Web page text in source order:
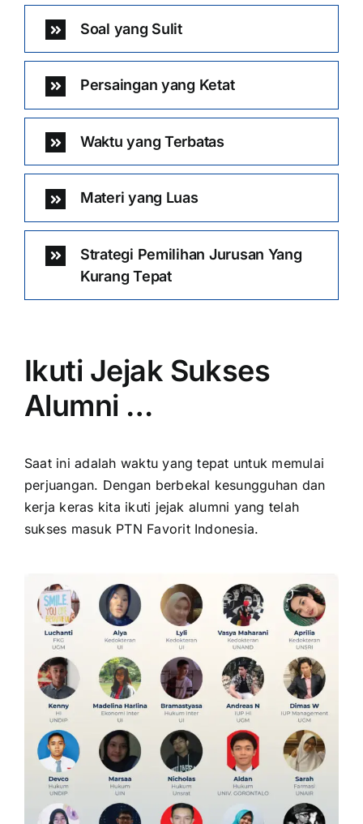
Soal yang Sulit
Persaingan yang Ketat
Waktu yang Terbatas
Materi yang Luas
Strategi Pemilihan Jurusan Yang
Kurang Tepat
Ikuti Jejak Sukses
Alumni …
Saat ini adalah waktu yang tepat untuk memulai
perjuangan. Dengan berbekal kesungguhan dan
kerja keras kita ikuti jejak alumni yang telah
sukses masuk PTN Favorit Indonesia.